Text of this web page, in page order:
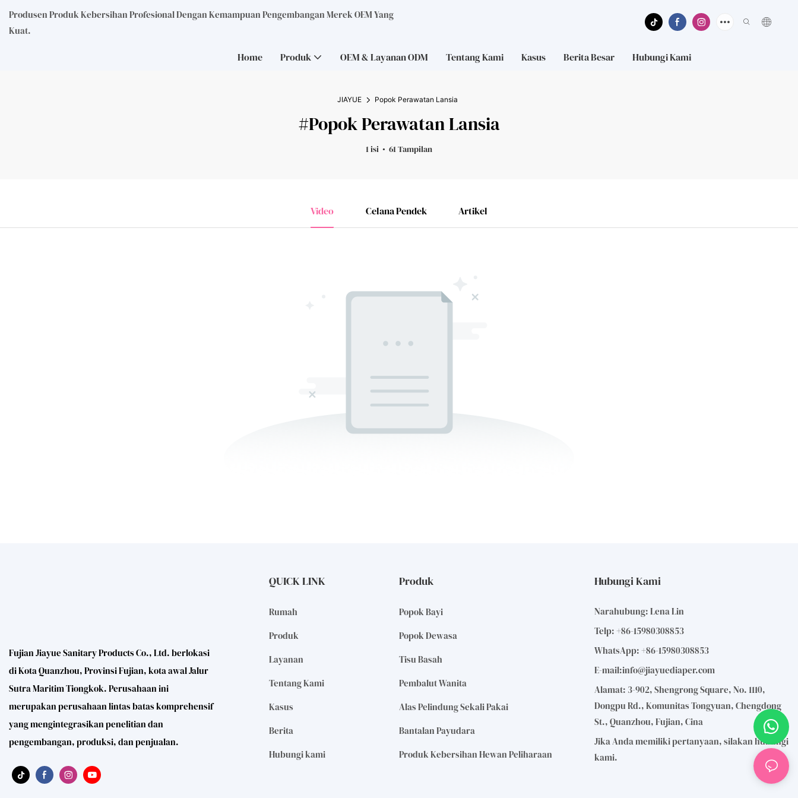
Produsen Produk Kebersihan Profesional Dengan Kemampuan Pengembangan Merek OEM Yang
Kuat.
Home Produk OEM & Layanan ODM Tentang Kami Kasus Berita Besar Hubungi Kami
JIAYUE Popok Perawatan Lansia
#Popok Perawatan Lansia
1 isi 61 Tampilan
Video Celana Pendek Artikel
Fujian Jiayue Sanitary Products Co., Ltd. berlokasi
di Kota Quanzhou, Provinsi Fujian, kota awal Jalur
Sutra Maritim Tiongkok. Perusahaan ini
merupakan perusahaan lintas batas komprehensif
yang mengintegrasikan penelitian dan
pengembangan, produksi, dan penjualan.
QUICK LINK
Rumah
Produk
Layanan
Tentang Kami
Kasus
Berita
Hubungi kami
Produk
Popok Bayi
Popok Dewasa
Tisu Basah
Pembalut Wanita
Alas Pelindung Sekali Pakai
Bantalan Payudara
Produk Kebersihan Hewan Peliharaan
Hubungi Kami
Narahubung: Lena Lin
Telp: +86-15980308853
WhatsApp: +86-15980308853
E-mail:info@jiayuediaper.com
Alamat: 3-902, Shengrong Square, No. 1110,
Dongpu Rd., Komunitas Tongyuan, Chengdong
St., Quanzhou, Fujian, Cina
Jika Anda memiliki pertanyaan, silakan hubungi
kami.